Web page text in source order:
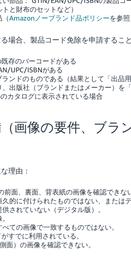
と財布のセットなど）
（Amazonノーブランド品ポリシーを参照
場合、製品コード免除を申請するこ
存のバーコードがある
UPC/ISBNがある
ランドのものである（結果として「出品
、出版社（ブランドまたはメーカー）を
カタログに表示されている場合
画像の要件、ブラ
理由：
前面、裏面、背表紙の画像を確認できな
的に付けられたものではない、または
されていない（デジタル版）。
ての画像で一致するものではない。
すでに利用されている。
面）の画像を確認できない。